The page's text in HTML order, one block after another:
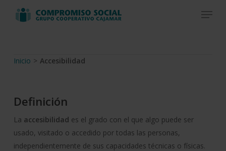
Menu
Inicio > Accesibilidad
Definición
La accesibilidad es el grado con el que algo puede ser
usado, visitado o accedido por todas las personas,
independientemente de sus capacidades técnicas o físicas.